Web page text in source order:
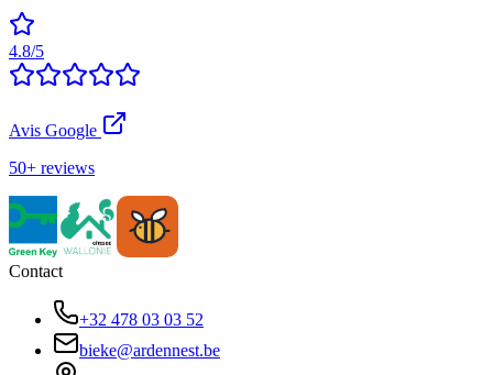
4.8/5
Avis Google
50+ reviews
Contact
+32 478 03 03 52
bieke@ardennest.be